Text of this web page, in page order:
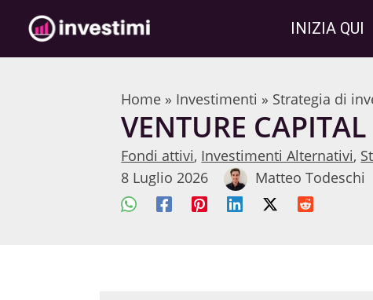
contenuto
INIZIA QUI
Home » Investimenti » Strategia di
VENTURE
Fondi attivi, Investimenti Alternativi,
8 Luglio 2026
Matteo Todeschi